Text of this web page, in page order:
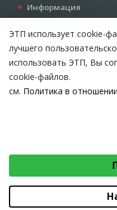
Информация
Контакты
Возникли вопросы?
© 2026 Коммунальное
«Витебский областной
авторским правом
Коммунальное консалтинговое
ЭТП использует cookie-
лучшего
использовать ЭТП, Вы
cookie-файлов.
см. Политика в